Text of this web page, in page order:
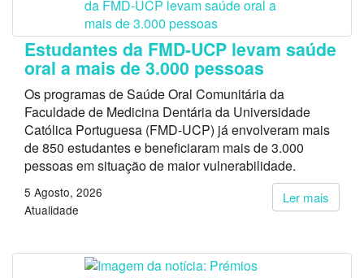
Estudantes da FMD-UCP levam saúde
oral a mais de 3.000 pessoas
Os programas de Saúde Oral Comunitária da
Faculdade de Medicina Dentária da Universidade
Católica Portuguesa (FMD-UCP) já envolveram mais
de 850 estudantes e beneficiaram mais de 3.000
pessoas em situação de maior vulnerabilidade.
Ler mais
5 Agosto, 2026
Atualidade